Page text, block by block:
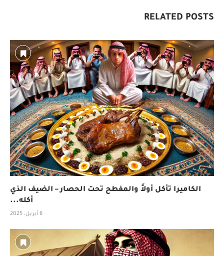
RELATED POSTS
الكاميرا تأكل أولاً والمفطح تحت الحصار – الضيف الذي
أكله...
6 أبريل، 2025